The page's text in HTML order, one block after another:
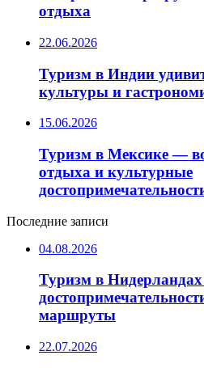
отдыха
22.06.2026
Туризм в Индии
культуры и
15.06.2026
Туризм в Мексике —
отдыха и культурные
Последние записи
04.08.2026
Туризм в
маршруты
22.07.2026